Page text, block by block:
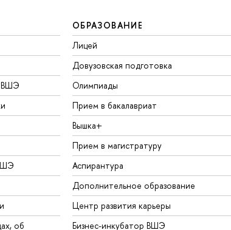
ВШЭ
об
ОБРАЗОВАНИЕ
Лицей
Довузовская подготовка
Олимпиады
Прием в бакалавриат
Вышка+
Прием в магистратуру
Аспирантура
Дополнительное образование
Центр развития карьеры
Бизнес-инкубатор ВШЭ